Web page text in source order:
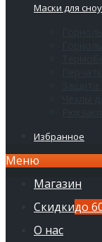
Маски для
Избранное
Меню
Магазин
Скидкидо
О нас